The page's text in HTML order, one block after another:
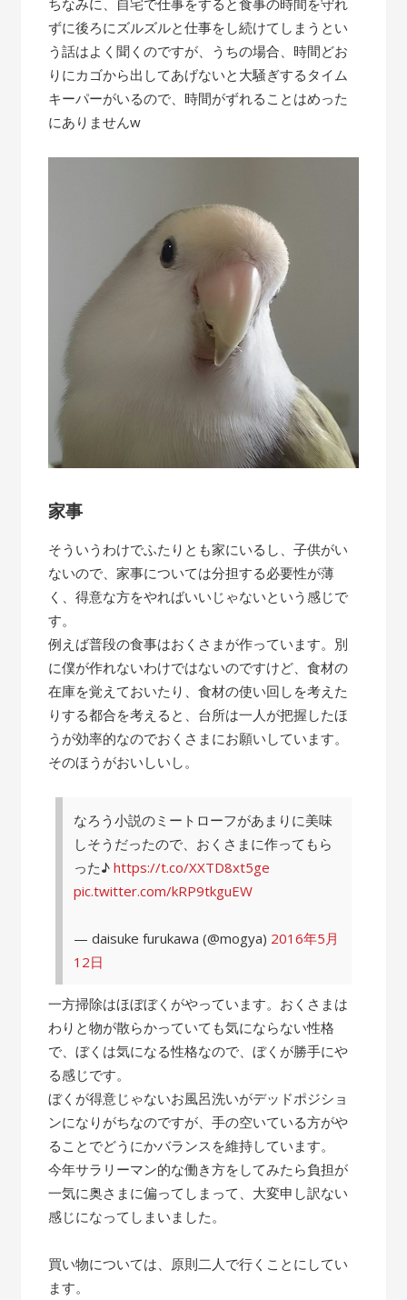
ちなみに、自宅で仕事をすると食事の時間を守れ
ずに後ろにズルズルと仕事をし続けてしまうとい
う話はよく聞くのですが、うちの場合、時間どお
りにカゴから出してあげないと大騒ぎするタイム
キーパーがいるので、時間がずれることはめった
にありませんw
家事
そういうわけでふたりとも家にいるし、子供がい
ないので、家事については分担する必要性が薄
く、得意な方をやればいいじゃないという感じで
す。
例えば普段の食事はおくさまが作っています。別
に僕が作れないわけではないのですけど、食材の
在庫を覚えておいたり、食材の使い回しを考えた
りする都合を考えると、台所は一人が把握したほ
うが効率的なのでおくさまにお願いしています。
そのほうがおいしいし。
なろう小説のミートローフがあまりに美味
しそうだったので、おくさまに作ってもら
った♪https://t.co/XXTD8xt5ge
pic.twitter.com/kRP9tkguEW
— daisuke furukawa (@mogya) 2016年5月
12日
一方掃除はほぼぼくがやっています。おくさまは
わりと物が散らかっていても気にならない性格
で、ぼくは気になる性格なので、ぼくが勝手にや
る感じです。
ぼくが得意じゃないお風呂洗いがデッドポジショ
ンになりがちなのですが、手の空いている方がや
ることでどうにかバランスを維持しています。
今年サラリーマン的な働き方をしてみたら負担が
一気に奥さまに偏ってしまって、大変申し訳ない
感じになってしまいました。
買い物については、原則二人で行くことにしてい
ます。